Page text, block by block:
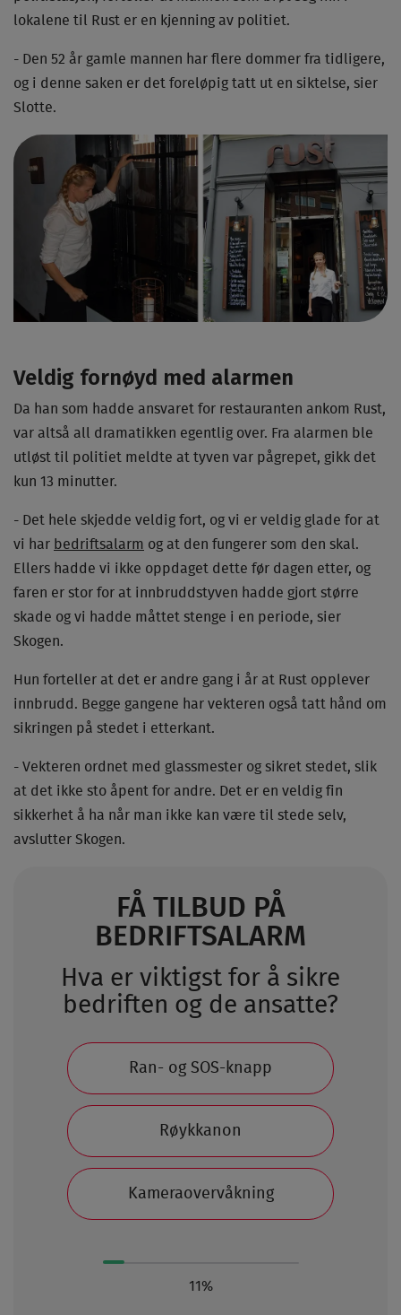
lokalene til Rust er en kjenning av politiet.
- Den 52 år gamle mannen har flere dommer fra tidligere,
og i denne saken er det foreløpig tatt ut en siktelse, sier
Slotte.
Veldig fornøyd med alarmen
Da han som hadde ansvaret for restauranten ankom Rust,
var altså all dramatikken egentlig over. Fra alarmen ble
utløst til politiet meldte at tyven var pågrepet, gikk det
kun 13 minutter.
- Det hele skjedde veldig fort, og vi er veldig glade for at
vi har bedriftsalarm og at den fungerer som den skal.
Ellers hadde vi ikke oppdaget dette før dagen etter, og
faren er stor for at innbruddstyven hadde gjort større
skade og vi hadde måttet stenge i en periode, sier
Skogen.
Hun forteller at det er andre gang i år at Rust opplever
innbrudd. Begge gangene har vekteren også tatt hånd om
sikringen på stedet i etterkant.
- Vekteren ordnet med glassmester og sikret stedet, slik
at det ikke sto åpent for andre. Det er en veldig fin
sikkerhet å ha når man ikke kan være til stede selv,
avslutter Skogen.
FÅ TILBUD PÅ
BEDRIFTSALARM
Hva er viktigst for å sikre
bedriften og de ansatte?
Ran- og SOS-knapp
Røykkanon
Kameraovervåkning
11%